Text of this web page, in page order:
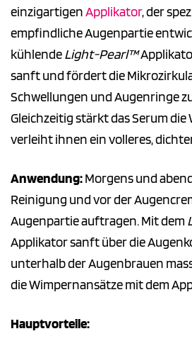
einzigartigenApplikator, der
empfindliche Augenpartie
kühlendeLight-Pearl™
sanft und fördert die
Schwellungen und Augenringe
Gleichzeitig stärkt das Serum die
verleiht ihnen ein volleres,
Anwendung:Morgens und
Reinigung und vor der
Augenpartie auftragen. Mit dem
Applikator sanft über die
unterhalb der Augenbrauen
die Wimpernansätze mit dem
Hauptvorteile: